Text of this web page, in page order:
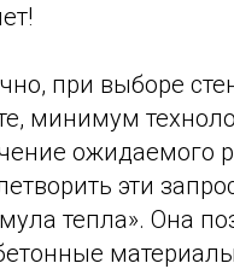
при выборе
минимум
ожидаемого
эти
тепла». Она